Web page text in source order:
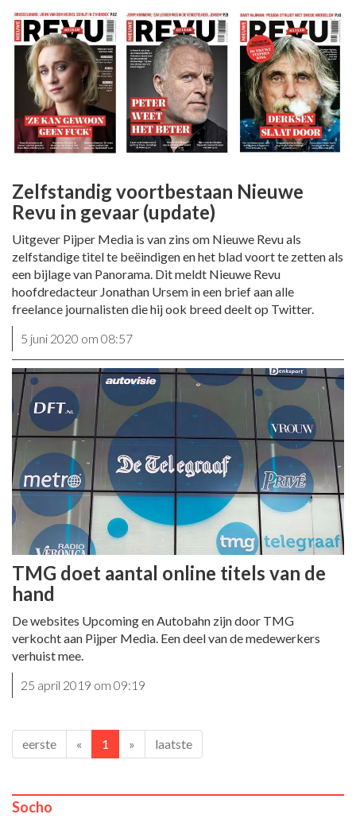
Zelfstandig voortbestaan Nieuwe
Revu in gevaar (update)
Uitgever Pijper Media is van zins om Nieuwe Revu als
zelfstandige titel te beëindigen en het blad voort te zetten als
een bijlage van Panorama. Dit meldt Nieuwe Revu
hoofdredacteur Jonathan Ursem in een brief aan alle
freelance journalisten die hij ook breed deelt op Twitter.
5 juni 2020 om 08:57
TMG doet aantal online titels van de
hand
De websites Upcoming en Autobahn zijn door TMG
verkocht aan Pijper Media. Een deel van de medewerkers
verhuist mee.
25 april 2019 om 09:19
eerste « 1 » laatste
Socho